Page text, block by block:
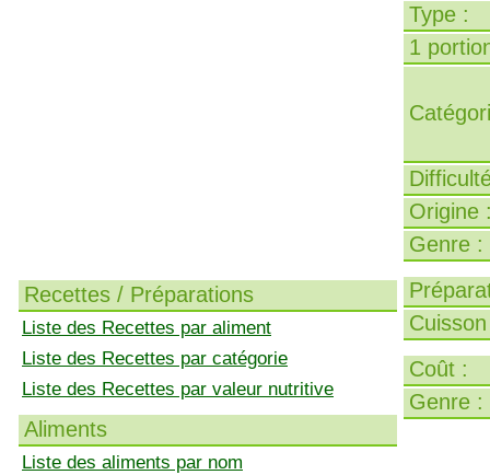
Recettes / Préparations
Liste des Recettes par aliment
Liste des Recettes par catégorie
Liste des Recettes par valeur nutritive
Aliments
Liste des aliments par nom
Type :
1
Origine
Genre :
Coût :
Genre :